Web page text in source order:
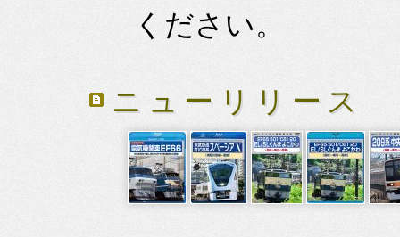
ください。
ニューリリース